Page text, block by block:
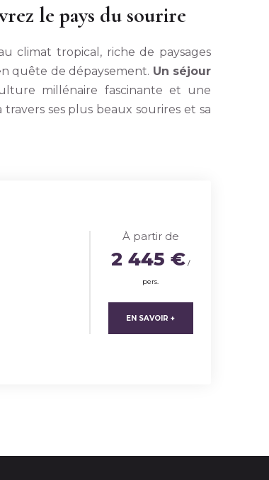
le pays du sourire
climat tropical, riche de paysages
quête de dépaysement. Un séjour
millénaire fascinante et une
ses plus beaux sourires et sa
À partir de
2 445 € /
pers.
EN SAVOIR +